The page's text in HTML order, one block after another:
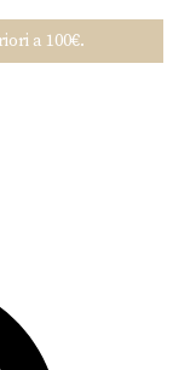
a 100€.